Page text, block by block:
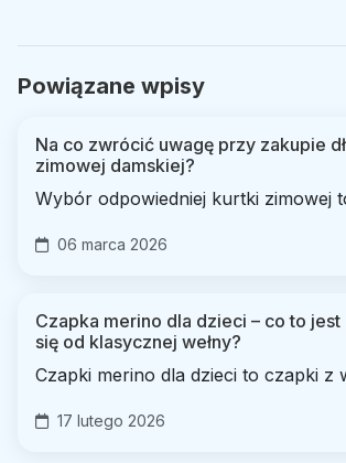
Powiązane wpisy
Na co zwrócić uwagę przy zakupie
zimowej damskiej?
Wybór odpowiedniej kurtki zimowej
06 marca 2026
Czapka merino dla dzieci – co to
się od klasycznej wełny?
Czapki merino dla dzieci to czapki z
17 lutego 2026